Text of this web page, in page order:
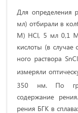
Для определения
мл) отбирали в
М) HCl, 5 мл 0,1 М
кислоты (в
ного раствора SnCl
измеряли
350 нм. По
содержание
рения БГК в